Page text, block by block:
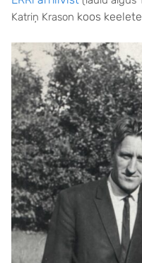
Katriņ Krason koos